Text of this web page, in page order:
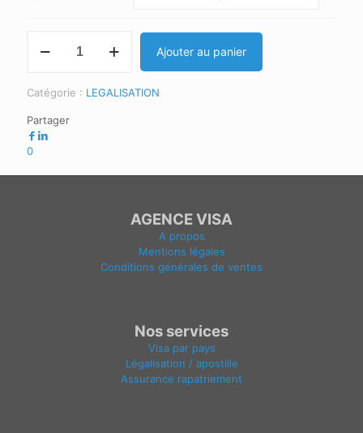
Ajouter au panier
Catégorie : LEGALISATION
Partager
0
AGENCE VISA
A propos
Mentions légales
Conditions générales de ventes
Nos services
Visa par pays
Légalisation / apostille
Assurance rapatriement